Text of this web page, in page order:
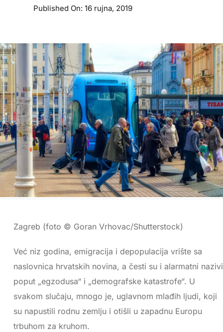
Published On: 16 rujna, 2019
Zagreb (foto © Goran Vrhovac/Shutterstock)
Već niz godina, emigracija i depopulacija vrište sa
naslovnica hrvatskih novina, a česti su i alarmatni nazivi
poput „egzodusa“ i „demografske katastrofe“. U
svakom slučaju, mnogo je, uglavnom mlađih ljudi, koji
su napustili rodnu zemlju i otišli u zapadnu Europu
trbuhom za kruhom.